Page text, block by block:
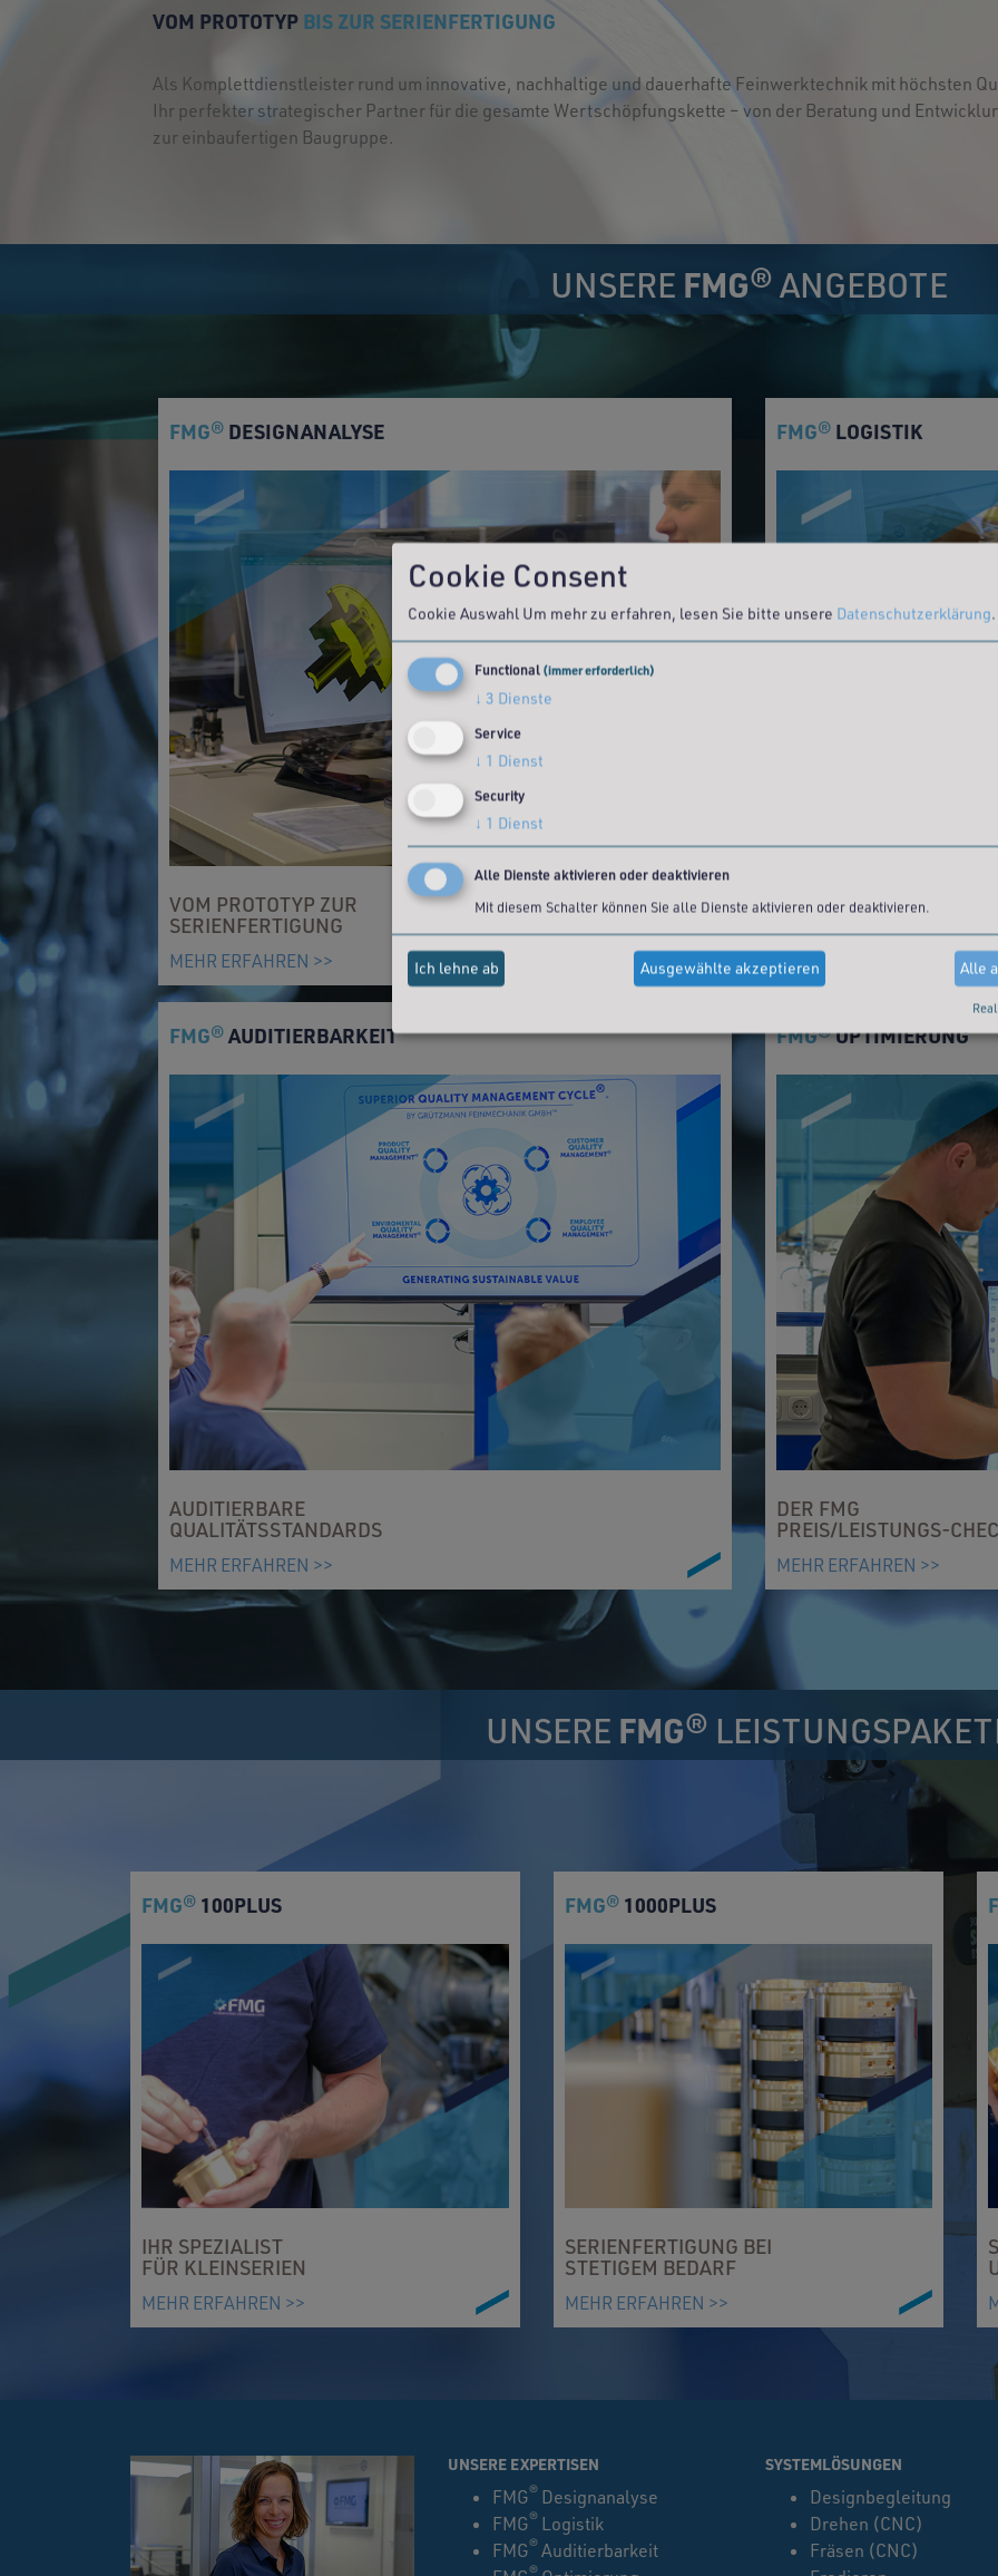
VOM PROTOTYP BIS ZUR SERIENFERTIGUNG
Als Komplettdienstleister rund um innovative, nachhaltige und dauerhafte Feinwerktechnik mit höchsten
Ihr perfekter strategischer Partner für die gesamte Wertschöpfungskette – von der Beratung und
zur einbaufertigen Baugruppe.
UNSERE FMG® ANGEBOTE
FMG® DESIGNANALYSE
VOM PROTOTYP ZUR
SERIENFERTIGUNG
MEHR ERFAHREN >>
FMG® LOGISTIK
PROFESSIONELLE
MEHR ERFAHREN >>
FMG®AUDITIERBARKEIT
AUDITIERBARE
QUALITÄTSSTANDARDS
MEHR ERFAHREN >>
FMG®OPTIMIERUNG
DER FMG
PREIS/LEISTUNGS-
MEHR ERFAHREN >>
UNSERE FMG®
FMG® 100PLUS
IHR SPEZIALIST
FÜR KLEINSERIEN
MEHR ERFAHREN >>
FMG® 1000PLUS
SERIENFERTIGUNG BEI
STETIGEM BEDARF
MEHR ERFAHREN >>
UNSERE EXPERTISEN
FMG® Designanalyse
FMG® Logistik
FMG® Auditierbarkeit
®
SYSTEMLÖSUNGEN
Designbegleitung
Drehen (CNC)
Fräsen (CNC)
Cookie Consent
Cookie Auswahl Um mehr zu erfahren, lesen Sie bitte unsere Datenschutzerklärung.
Functional (immer erforderlich)
↓ 3 Dienste
Service
↓ 1 Dienst
Security
↓ 1 Dienst
Alle Dienste aktivieren oder deaktivieren
Mit diesem Schalter können Sie alle Dienste aktivieren oder deaktivieren.
Ich lehne ab Ausgewählte akzeptieren Alle